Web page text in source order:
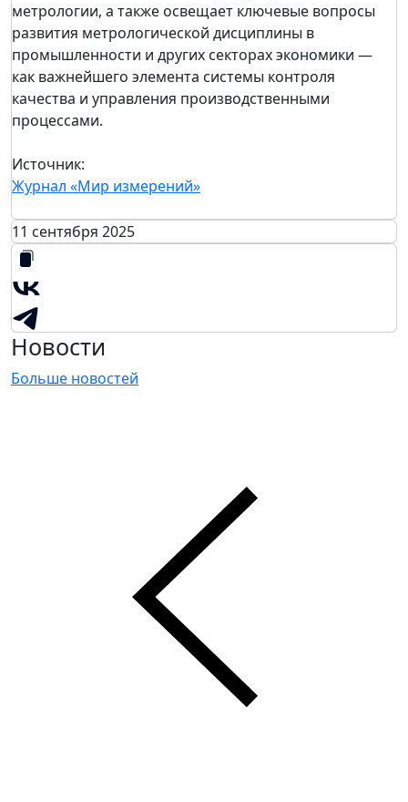
метрологии, а также освещает ключевые вопросы
развития метрологической дисциплины в
промышленности и других секторах экономики —
как важнейшего элемента системы контроля
качества и управления производственными
процессами.
Источник:
Журнал «Мир измерений»
11 сентября 2025
Новости
Больше новостей